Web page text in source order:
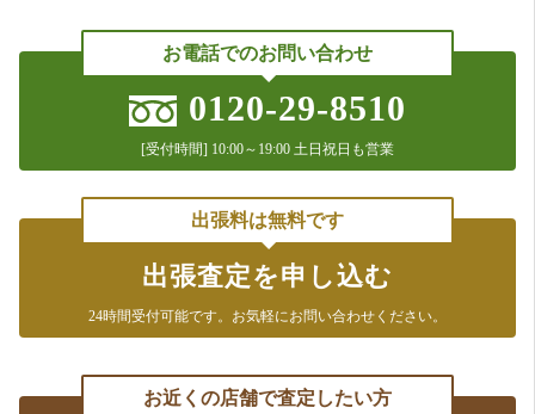
テレビ東京「所さんの学校では教えてくれないそこんトコロ！」
2021年7月15日放送
フジテレビ「林修のニッポンドリル」
2020年4月8日放送
中京テレビ「それって！？ 実際どうなの課」
テレビ朝日「羽鳥慎一 モーニングショー」
2020年2月7日放送
お電話でのお問い合わせ
0120-29-8510
[受付時間] 10:00～19:00 土日祝日も営業
出張料は無料です
出張査定を申し込む
24時間受付可能です。 お気軽にお問い合わせください。
お近くの店舗で査定したい方